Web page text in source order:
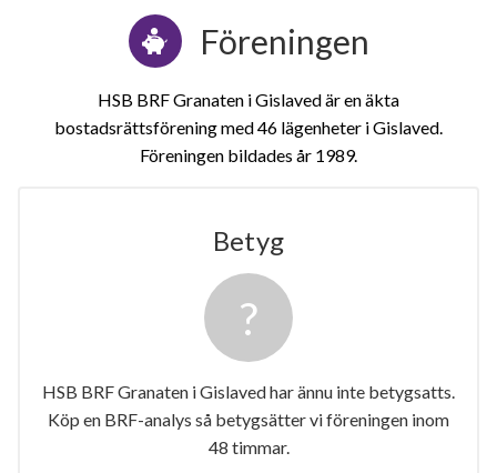
Föreningen
HSB BRF Granaten i Gislaved är en äkta
bostadsrättsförening med 46 lägenheter i Gislaved.
Föreningen bildades år 1989
Betyg
HSB BRF Granaten i Gislaved har ännu inte betygsatts.
Köp en BRF-analys så betygsätter vi föreningen inom
48 timmar.